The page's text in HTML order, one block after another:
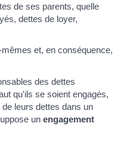
de ses parents, quelle
dettes de loyer,
et, en conséquence,
des dettes
qu'ils se soient engagés,
leurs dettes dans un
un engagement